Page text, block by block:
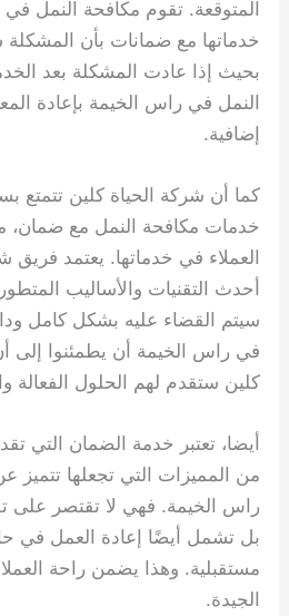
المتوقعة. تقوم مكافحة النمل
خدماتها مع ضمانات بأن المشكلة
بحيث إذا عادت المشكلة بعد
النمل في راس الخيمة بإعادة
إضافية.
كما أن شركة الحياة كلين تتمتع
خدمات مكافحة النمل مع ضمان،
العملاء في خدماتها. يعتمد فريق
أحدث التقنيات والأساليب
سيتم القضاء عليه بشكل كامل
في راس الخيمة أن يطمئنوا إلى
كلين ستقدم لهم الحلول الفعالة
أيضا، تعتبر خدمة الضمان التي
من المميزات التي تجعلها
راس الخيمة. فهي لا تقتصر على
بل تشمل أيضًا إعادة العمل في
مستقبلية. وهذا يضمن راحة
الجيدة.